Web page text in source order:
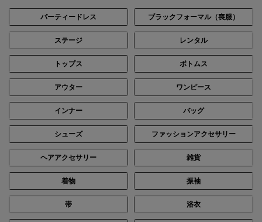
パーティードレス ブラックフォーマル（喪服）
ステージ レンタル
トップス ボトムス
アウター ワンピース
インナー バッグ
シューズ ファッションアクセサリー
ヘアアクセサリー 雑貨
着物 振袖
帯 浴衣